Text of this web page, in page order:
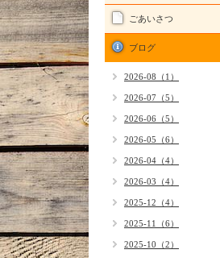
ごあいさつ
ブログ
2026-08（1）
2026-07（5）
2026-06（5）
2026-05（6）
2026-04（4）
2026-03（4）
2025-12（4）
2025-11（6）
2025-10（2）